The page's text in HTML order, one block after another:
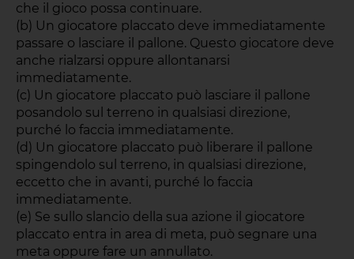
che il gioco possa continuare.
(b) Un giocatore placcato deve immediatamente
passare o lasciare il pallone. Questo giocatore deve
anche rialzarsi oppure allontanarsi
immediatamente.
(c) Un giocatore placcato può lasciare il pallone
posandolo sul terreno in qualsiasi direzione,
purché lo faccia immediatamente.
(d) Un giocatore placcato può liberare il pallone
spingendolo sul terreno, in qualsiasi direzione,
eccetto che in avanti, purché lo faccia
immediatamente.
(e) Se sullo slancio della sua azione il giocatore
placcato entra in area di meta, può segnare una
meta oppure fare un annullato.